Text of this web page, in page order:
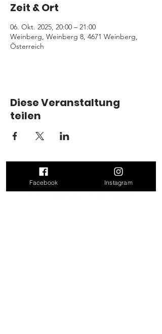
Zeit & Ort
06. Okt. 2025, 20:00 – 21:00
Weinberg, Weinberg 8, 4671 Weinberg,
Österreich
Diese Veranstaltung
teilen
Facebook Instagram